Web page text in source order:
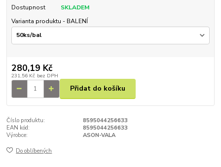
Dostupnost
SKLADEM
Varianta produktu - BALENÍ
280,19 Kč
231,56 Kč bez DPH
Přidat do košíku
Číslo produktu:
8595044256633
EAN kód:
8595044256633
Výrobce:
ASON-VALA
Do oblíbených